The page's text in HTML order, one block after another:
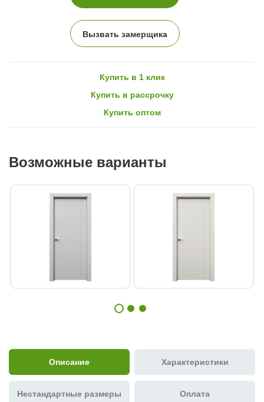
Вызвать замерщика
Купить в 1 клик
Купить в рассрочку
Купить оптом
Возможные варианты
Описание Характеристики
Нестандартные размеры Оплата